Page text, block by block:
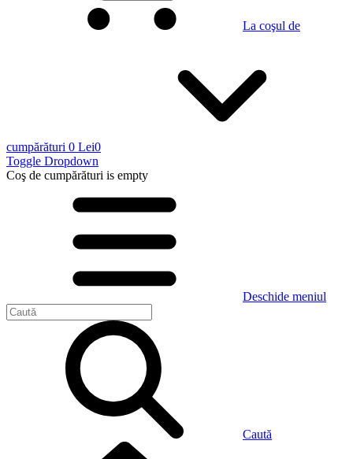
La coşul de
cumpărături 0 Lei0
Toggle Dropdown
Coş de cumpărături is empty
Deschide meniul
Caută